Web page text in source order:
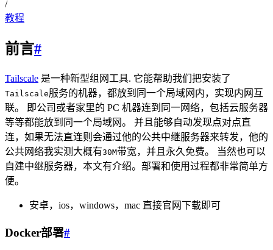
/
教程
前言#
Tailscale 是一种新型组网工具. 它能帮助我们把安装了
Tailscale服务的机器，都放到同一个局域网内，实现内网互
联。 即公司或者家里的 PC 机器连到同一网络，包括云服务器
等等都能放到同一个局域网。 并且能够自动发现点对点直
连，如果无法直连则会通过他的公共中继服务器来转发，他的
公共网络我实测大概有30M带宽，并且永久免费。 当然也可以
自建中继服务器，本文有介绍。部署和使用过程都非常简单方
便。
安卓，ios，windows，mac 直接官网下载即可
Docker部署#